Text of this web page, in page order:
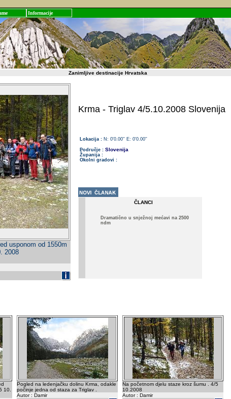
Informacije
Zanimljive destinacije Hrvatska
usponom od 1550m
2008
Krma - Triglav 4/5.10.2008 Slovenija
Lokacija : N: 0'0.00'' E: 0'0.00''
Područje : Slovenija
Županija :
Okolni gradovi :
ČLANCI
Dramatično u snježnoj mećavi na 2500
ndm
10.
Pogled na ledenjačku dolinu Krma, odakle
počinje jedna od staza za Triglav .
Autor : Damir
Na početnom djelu staze kroz šumu . 4/5
10.2008
Autor : Damir